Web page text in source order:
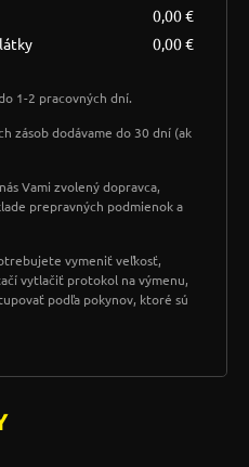
0,00 €
0,00 €
1-2 pracovných dní.
zásob dodávame do 30 dní (ak
Vami zvolený dopravca,
prepravných podmienok a
vymeniť veľkosť,
vytlačiť protokol na výmenu,
podľa pokynov, ktoré sú